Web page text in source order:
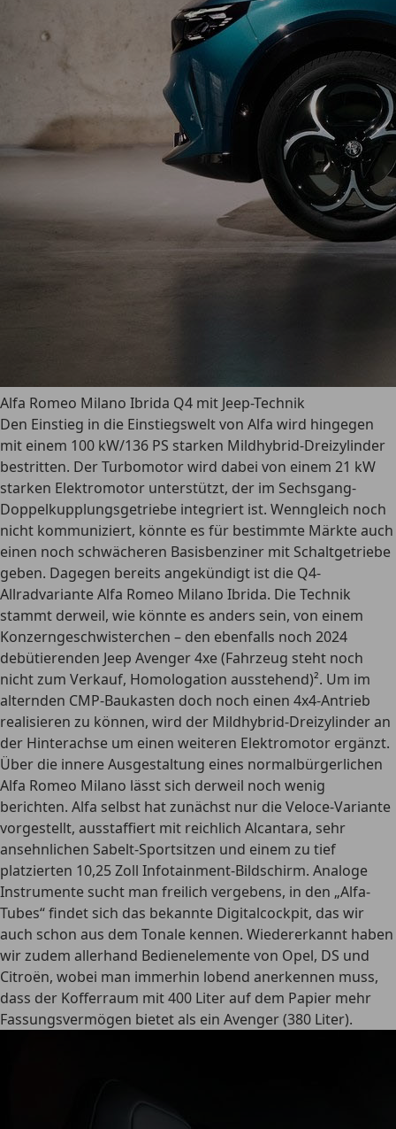
Alfa Romeo Milano Ibrida Q4 mit Jeep-Technik
Den Einstieg in die Einstiegswelt von Alfa wird hingegen
mit einem 100 kW/136 PS starken Mildhybrid-Dreizylinder
bestritten. Der Turbomotor wird dabei von einem 21 kW
starken Elektromotor unterstützt, der im Sechsgang-
Doppelkupplungsgetriebe integriert ist. Wenngleich noch
nicht kommuniziert, könnte es für bestimmte Märkte auch
einen noch schwächeren Basisbenziner mit Schaltgetriebe
geben. Dagegen bereits angekündigt ist die Q4-
Allradvariante Alfa Romeo Milano Ibrida. Die Technik
stammt derweil, wie könnte es anders sein, von einem
Konzerngeschwisterchen – den ebenfalls noch 2024
debütierenden Jeep Avenger 4xe (Fahrzeug steht noch
nicht zum Verkauf, Homologation ausstehend)². Um im
alternden CMP-Baukasten doch noch einen 4x4-Antrieb
realisieren zu können, wird der Mildhybrid-Dreizylinder an
der Hinterachse um einen weiteren Elektromotor ergänzt.
Über die innere Ausgestaltung eines normalbürgerlichen
Alfa Romeo Milano lässt sich derweil noch wenig
berichten. Alfa selbst hat zunächst nur die Veloce-Variante
vorgestellt, ausstaffiert mit reichlich Alcantara, sehr
ansehnlichen Sabelt-Sportsitzen und einem zu tief
platzierten 10,25 Zoll Infotainment-Bildschirm. Analoge
Instrumente sucht man freilich vergebens, in den „Alfa-
Tubes“ findet sich das bekannte Digitalcockpit, das wir
auch schon aus dem Tonale kennen. Wiedererkannt haben
wir zudem allerhand Bedienelemente von Opel, DS und
Citroën, wobei man immerhin lobend anerkennen muss,
dass der Kofferraum mit 400 Liter auf dem Papier mehr
Fassungsvermögen bietet als ein Avenger (380 Liter).